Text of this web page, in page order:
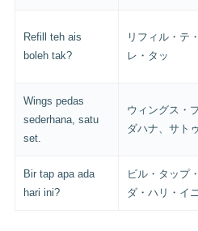
Refill teh ais
boleh tak?
リフィル・テ
レ・タッ
Wings pedas
sederhana, satu
set.
ウィングス・
ダハナ、サト
Bir tap apa ada
hari ini?
ビル・タップ
ダ・ハリ・イ